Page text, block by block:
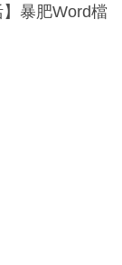
】暴肥Word檔